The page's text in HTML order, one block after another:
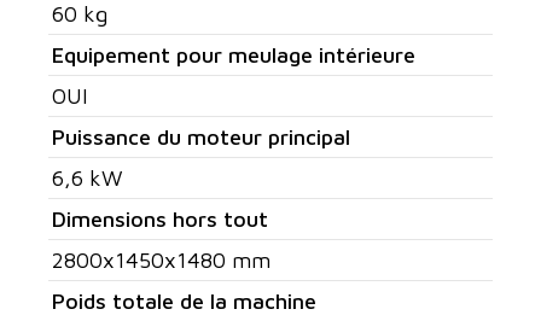
60 kg
Equipement pour meulage intérieure
OUI
Puissance du moteur principal
6,6 kW
Dimensions hors tout
2800x1450x1480 mm
Poids totale de la machine